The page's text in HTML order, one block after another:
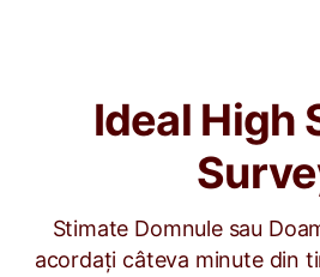
Ideal High
Stimate Domnule sau
acordați câteva minute din